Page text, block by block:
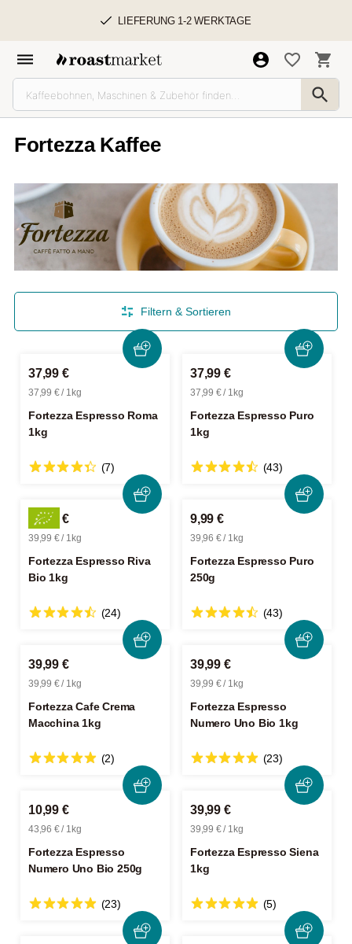
LIEFERUNG 1-2 WERKTAGE
Fortezza Kaffee
Filtern & Sortieren
37,99 €
37,99 € / 1kg
Fortezza Espresso Roma
1kg
(7)
37,99 €
37,99 € / 1kg
Fortezza Espresso Puro
1kg
(43)
39,99 €
39,99 € / 1kg
Fortezza Espresso Riva
Bio 1kg
(24)
9,99 €
39,96 € / 1kg
Fortezza Espresso Puro
250g
(43)
39,99 €
39,99 € / 1kg
Fortezza Cafe Crema
Macchina 1kg
(2)
39,99 €
39,99 € / 1kg
Fortezza Espresso
Numero Uno Bio 1kg
(23)
10,99 €
43,96 € / 1kg
Fortezza Espresso
Numero Uno Bio 250g
(23)
39,99 €
39,99 € / 1kg
Fortezza Espresso Siena
1kg
(5)